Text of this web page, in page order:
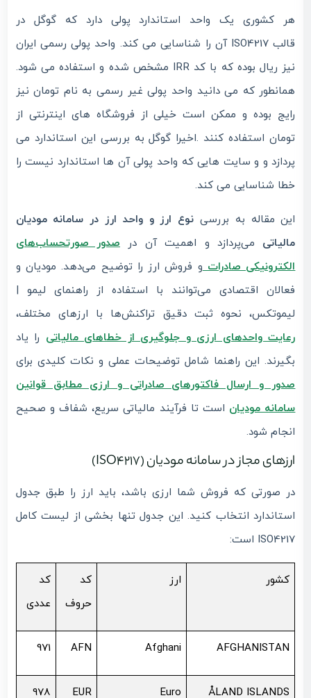
هر کشوری یک واحد استاندارد پولی دارد که گوگل در
قالبISO4217آن را شناسایی می کند. واحد پولی رسمی ایران
نیز ریال بوده که با کد IRR مشخص شده و استفاده می شود.
همانطور که می دانید واحد پولی غیر رسمی به نام تومان نیز
رایج بوده و ممکن است خیلی از فروشگاه های اینترنتی از
تومان استفاده کنند .اخیرا گوگل به بررسی این استاندارد می
پردازد و و سایت هایی که واحد پولی آن ها استاندارد نیست را
خطا شناسایی می کند.
این مقاله به بررسی نوع ارز و واحد ارز در سامانه مودیان
مالیاتی می‌پردازد و اهمیت آن در صدور صورتحساب‌های
الکترونیکی صادراتو فروش ارز را توضیح می‌دهد. مودیان و
فعالان اقتصادی می‌توانند با استفاده از راهنمای لیمو |
لیموتکس، نحوه ثبت دقیق تراکنش‌ها با ارزهای مختلف،
رعایت واحدهای ارزی و جلوگیری از خطاهای مالیاتی را یاد
بگیرند. این راهنما شامل توضیحات عملی و نکات کلیدی برای
صدور و ارسال فاکتورهای صادراتی و ارزی مطابق قوانین
سامانه مودیان است تا فرآیند مالیاتی سریع، شفاف و صحیح
انجام شود.
ارزهای مجاز در سامانه مودیان (ISO4217)
در صورتی که فروش شما ارزی باشد، باید ارز را طبق جدول
استاندارد انتخاب کنید. این جدول تنها بخشی از لیست کامل
ISO4217 است:
کشور ارز
کد
حروف
کد
عددی
AFGHANISTAN
Afghani
AFN
971
ÅLAND ISLANDS
Euro
EUR
978